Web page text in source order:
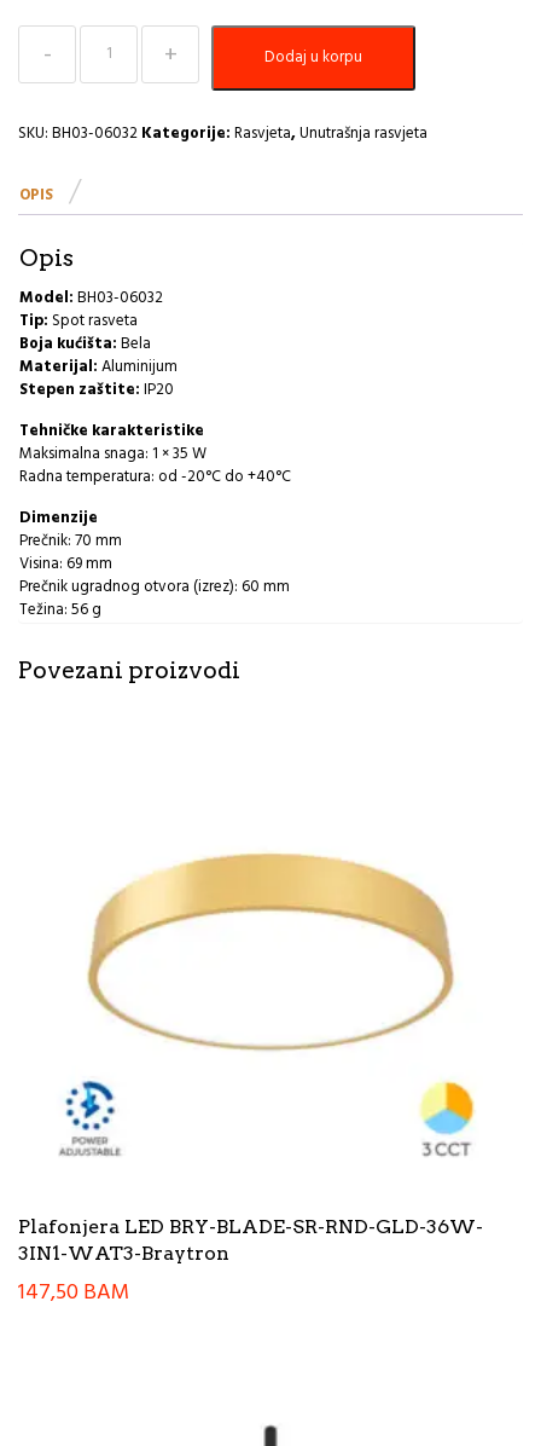
Led
spot
okrugla
Alfa
količina
Dodaj u korpu
SKU:BH03-06032Kategorije:Rasvjeta,Unutrašnja rasvjeta
OPIS
Opis
Model:BH03-06032
Tip: Spot rasveta
Boja kućišta:Bela
Materijal:Aluminijum
Stepen zaštite:IP20
Tehničke karakteristike
Maksimalna snaga: 1 × 35 W
Radna temperatura: od -20°C do +40°C
Dimenzije
Prečnik: 70 mm
Visina: 69 mm
Prečnik ugradnog otvora (izrez): 60 mm
Težina: 56 g
Povezani proizvodi
Plafonjera LED BRY-BLADE-SR-RND-GLD-36W-
3IN1-WAT3-Braytron
147,50BAM